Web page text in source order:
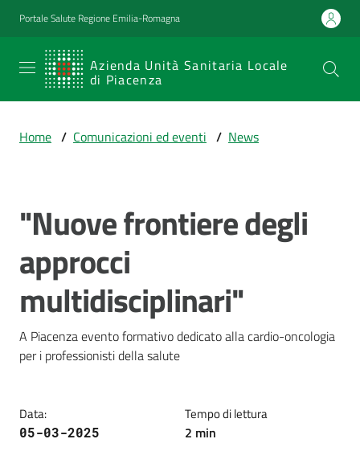
Vai al contenuto
Vai alla navigazione
Vai al footer
Portale Salute Regione Emilia-Romagna
Azienda Unità Sanitaria Locale
di Piacenza
SERVIZIO
SANITARIO
Emilia-
Sanitaria Locale
di Piacenza
Prestazioni
e
percorsi
di
cura
Come
Home / Comunicazioni ed eventi / News
Salta al contenuto
"Nuove frontiere degli
approcci
multidisciplinari"
A Piacenza evento formativo dedicato alla cardio-oncologia
per i professionisti della salute
Data:
05-03-2025
Tempo di lettura
2 min